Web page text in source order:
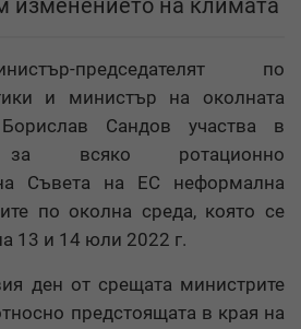
изменението на климата
председателят по
и министър на околната
Сандов участва в
за всяко ротационно
на Съвета на ЕС неформална
по околна среда, която се
13 и 14 юли 2022 г.
ден от срещата министрите
предстоящата в края на